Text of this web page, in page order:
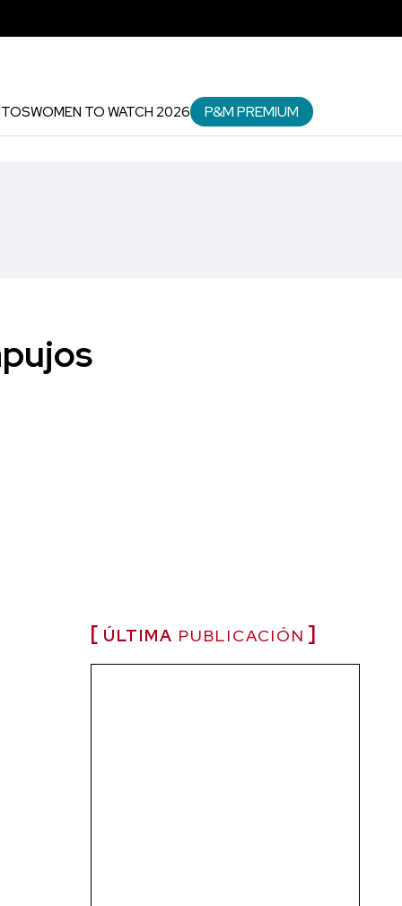
WOMEN TO WATCH 2026 P&M PREMIUM
ÚLTIMA PUBLICACIÓN